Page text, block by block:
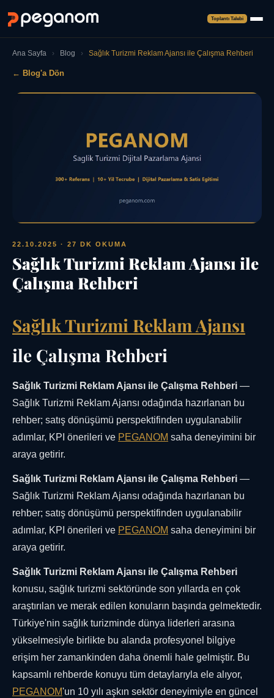
Toplantı Talebi
Ana Sayfa › Blog › Sağlık Turizmi Reklam Ajansı ile Çalışma Rehberi
← Blog'a Dön
22.10.2025 · 27 DK OKUMA
Sağlık Turizmi Reklam Ajansı ile
Çalışma Rehberi
Sağlık Turizmi Reklam Ajansı
ile Çalışma Rehberi
Sağlık Turizmi Reklam Ajansı ile Çalışma Rehberi —
Sağlık Turizmi Reklam Ajansı odağında hazırlanan bu
rehber; satış dönüşümü perspektifinden uygulanabilir
adımlar, KPI önerileri ve PEGANOM saha deneyimini bir
araya getirir.
Sağlık Turizmi Reklam Ajansı ile Çalışma Rehberi —
Sağlık Turizmi Reklam Ajansı odağında hazırlanan bu
rehber; satış dönüşümü perspektifinden uygulanabilir
adımlar, KPI önerileri ve PEGANOM saha deneyimini bir
araya getirir.
Sağlık Turizmi Reklam Ajansı ile Çalışma Rehberi
konusu, sağlık turizmi sektöründe son yıllarda en çok
araştırılan ve merak edilen konuların başında gelmektedir.
Türkiye'nin sağlık turizminde dünya liderleri arasına
yükselmesiyle birlikte bu alanda profesyonel bilgiye
erişim her zamankinden daha önemli hale gelmiştir. Bu
kapsamlı rehberde konuyu tüm detaylarıyla ele alıyor,
PEGANOM'un 10 yılı aşkın sektör deneyimiyle en güncel